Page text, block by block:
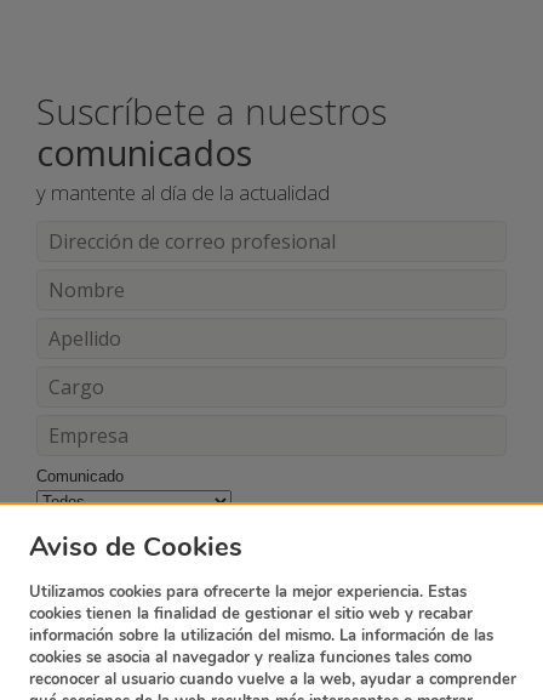
Suscríbete a nuestros
comunicados
y mantente al día de la actualidad
Comunicado
Aviso de Cookies
Utilizamos cookies para ofrecerte la mejor experiencia. Estas
cookies tienen la finalidad de gestionar el sitio web y recabar
información sobre la utilización del mismo. La información de las
cookies se asocia al navegador y realiza funciones tales como
reconocer al usuario cuando vuelve a la web, ayudar a comprender